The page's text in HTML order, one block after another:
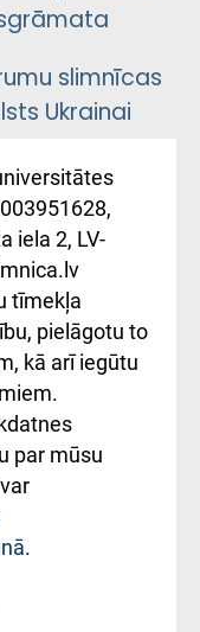
slimnīcas
Ukrainai
Східної
та співпраця з
iela 2, LV-
tīmekļa
pielāgotu to
kā arī iegūtu
par mūsu
.